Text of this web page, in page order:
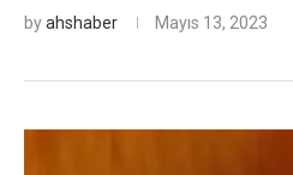
byahshaber Mayıs 13, 2023